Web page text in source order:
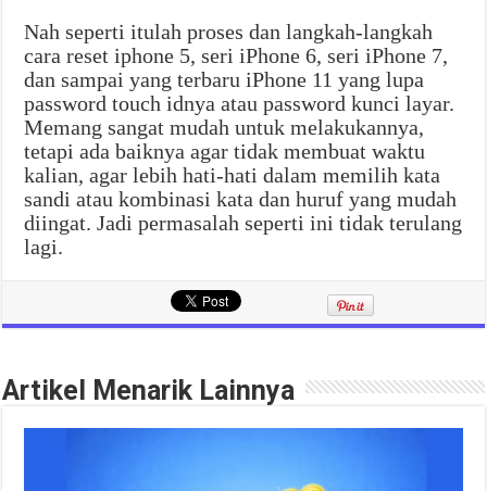
Nah seperti itulah proses dan langkah-langkah
cara reset iphone 5, seri iPhone 6, seri iPhone 7,
dan sampai yang terbaru iPhone 11 yang lupa
password touch idnya atau password kunci layar.
Memang sangat mudah untuk melakukannya,
tetapi ada baiknya agar tidak membuat waktu
kalian, agar lebih hati-hati dalam memilih kata
sandi atau kombinasi kata dan huruf yang mudah
diingat. Jadi permasalah seperti ini tidak terulang
lagi.
Artikel Menarik Lainnya